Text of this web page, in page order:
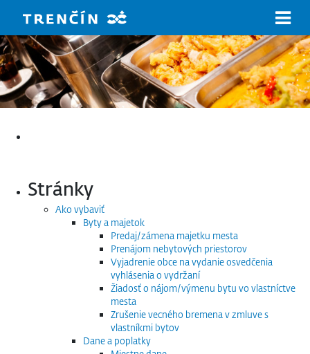
Stránky
Ako vybaviť
Byty a majetok
Predaj/zámena majetku mesta
Prenájom nebytových priestorov
Vyjadrenie obce na vydanie osvedčenia
vyhlásenia o vydržaní
Žiadosť o nájom/výmenu bytu vo vlastníctve
mesta
Zrušenie vecného bremena v zmluve s
vlastníkmi bytov
Dane a poplatky